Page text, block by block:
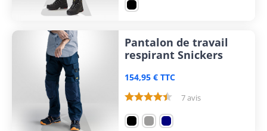
Pantalon de travail
respirant Snickers
154,95 € TTC
7 avis